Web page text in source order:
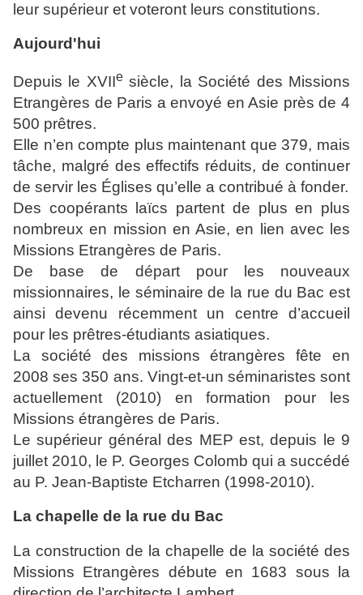
leur supérieur et voteront leurs constitutions.
Aujourd'hui
Depuis le XVIIesiècle, la Société des Missions
Etrangères de Paris a envoyé en Asie près de 4
500 prêtres.
Elle n’en compte plus maintenant que 379, mais
tâche, malgré des effectifs réduits, de continuer
de servir les Églises qu’elle a contribué à fonder.
Des coopérants laïcs partent de plus en plus
nombreux en mission en Asie, en lien avec les
Missions Etrangères de Paris.
De base de départ pour les nouveaux
missionnaires, le séminaire de la rue du Bac est
ainsi devenu récemment un centre d’accueil
pour les prêtres-étudiants asiatiques.
La société des missions étrangères fête en
2008 ses 350 ans. Vingt-et-un séminaristes sont
actuellement (2010) en formation pour les
Missions étrangères de Paris.
Le supérieur général des MEP est, depuis le 9
juillet 2010, le P. Georges Colomb qui a succédé
au P. Jean-Baptiste Etcharren (1998-2010).
La chapelle de la rue du Bac
La construction de la chapelle de la société des
Missions Etrangères débute en 1683 sous la